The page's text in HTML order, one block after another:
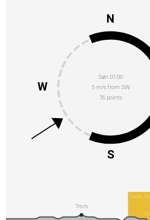
Søn 01:00
5 m/s from SW
76 points
N
S
W
Next
7m/s